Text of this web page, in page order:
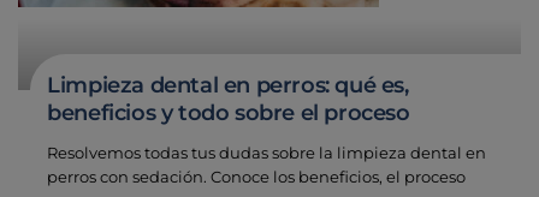
Limpieza dental en perros: qué es,
beneficios y todo sobre el proceso
Resolvemos todas tus dudas sobre la limpieza dental en
perros con sedación. Conoce los beneficios, el proceso